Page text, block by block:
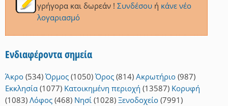
γρήγορα και δωρεάν ! Συνδέσουή κάνε νέο
λογαριασμό
Ενδιαφέροντα σημεία
Άκρο (534) Όρμος (1050) Όρος (814) Ακρωτήριο (987)
Εκκλησία (1077) Κατοικημένη περιοχή (13587) Κορυφή
(1083) Λόφος (468) Νησί (1028) Ξενοδοχείο (7991)